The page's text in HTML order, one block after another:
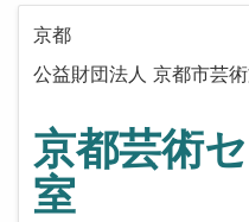
京都
公益財団法人 京都市芸
京都芸術
室